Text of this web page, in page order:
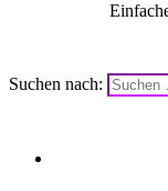
Suchen nach: